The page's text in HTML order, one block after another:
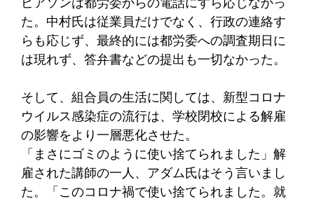
た。中村氏は従業員だけでなく、行政の連絡す
らも応じず、最終的には都労委への調査期日に
は現れず、答弁書などの提出も一切なかった。
そして、組合員の生活に関しては、新型コロナ
ウイルス感染症の流行は、学校閉校による解雇
の影響をより一層悪化させた。
「まさにゴミのように使い捨てられました」解
雇された講師の一人、アダム氏はそう言いまし
た。「このコロナ禍で使い捨てられました。就